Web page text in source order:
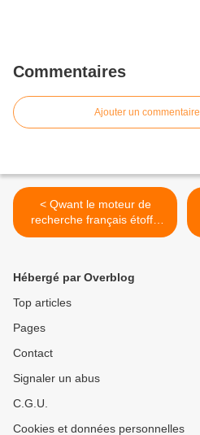
Commentaires
Ajouter un commentaire
< Qwant le moteur de
recherche français étoffe
son offre avec Qwant Mail,
Hébergé par Overblog
Top articles
Pages
Contact
Signaler un abus
C.G.U.
Cookies et données personnelles